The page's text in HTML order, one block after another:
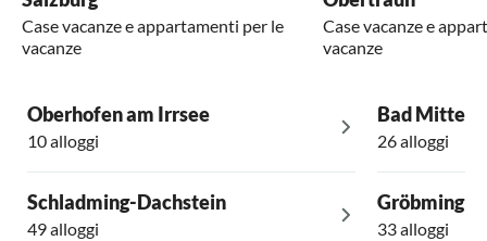
Case vacanze e appartamenti per le
vacanze
Case vacanze e
vacanze
Oberhofen am Irrsee
10 alloggi
Schladming-Dachstein
49 alloggi
Bad
26 alloggi
Gröbming
33 alloggi